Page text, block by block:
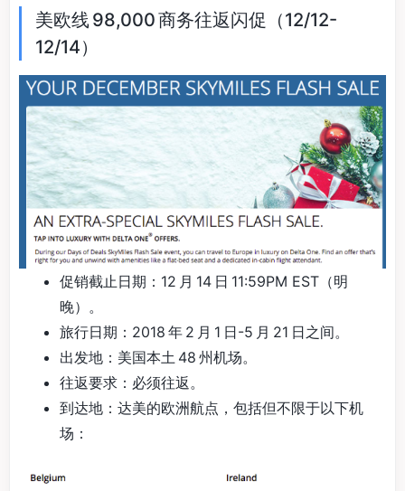
美欧线 98,000 商务往返闪促（12/12-
12/14）
促销截止日期：12 月 14 日 11:59PM EST（明
晚）。
旅行日期：2018 年 2 月 1 日-5 月 21 日之间。
出发地：美国本土 48 州机场。
往返要求：必须往返。
到达地：达美的欧洲航点，包括但不限于以下机
场：